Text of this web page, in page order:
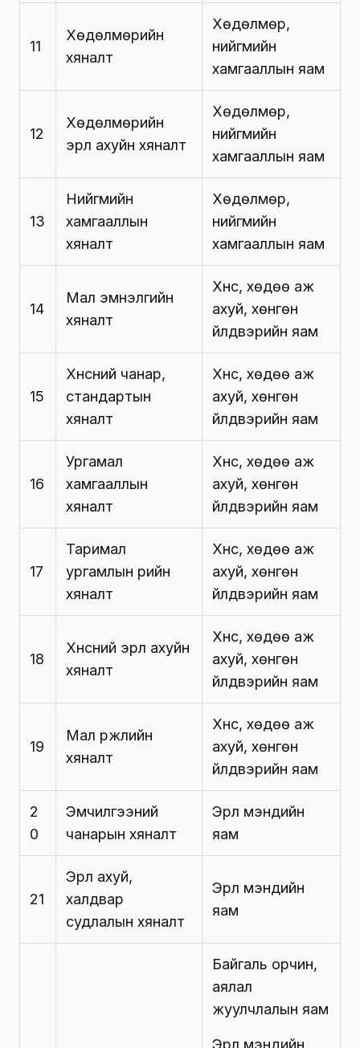
11
Хөдөлмөрийн
хяналт
Хөдөлмөр,
нийгмийн
хамгааллын яам
12
Хөдөлмөрийн
эрүүл ахуйн хяналт
Хөдөлмөр,
нийгмийн
хамгааллын яам
13
Нийгмийн
хамгааллын
хяналт
Хөдөлмөр,
нийгмийн
хамгааллын яам
14
Мал эмнэлгийн
хяналт
Хүнс, хөдөө аж
ахуй, хөнгөн
үйлдвэрийн яам
15
Хүнсний чанар,
стандартын
хяналт
Хүнс, хөдөө аж
ахуй, хөнгөн
үйлдвэрийн яам
16
Ургамал
хамгааллын
хяналт
Хүнс, хөдөө аж
ахуй, хөнгөн
үйлдвэрийн яам
17
Таримал
ургамлын үрийн
хяналт
Хүнс, хөдөө аж
ахуй, хөнгөн
үйлдвэрийн яам
18
Хүнсний эрүүл ахуйн
хяналт
Хүнс, хөдөө аж
ахуй, хөнгөн
үйлдвэрийн яам
19
Мал үржлийн
хяналт
Хүнс, хөдөө аж
ахуй, хөнгөн
үйлдвэрийн яам
2
0
Эмчилгээний
чанарын хяналт
Эрүүл мэндийн
яам
21
Эрүүл ахуй,
халдвар
судлалын хяналт
Эрүүл мэндийн
яам
Байгаль орчин,
аялал
жуулчлалын яам
Эрүүл мэндийн